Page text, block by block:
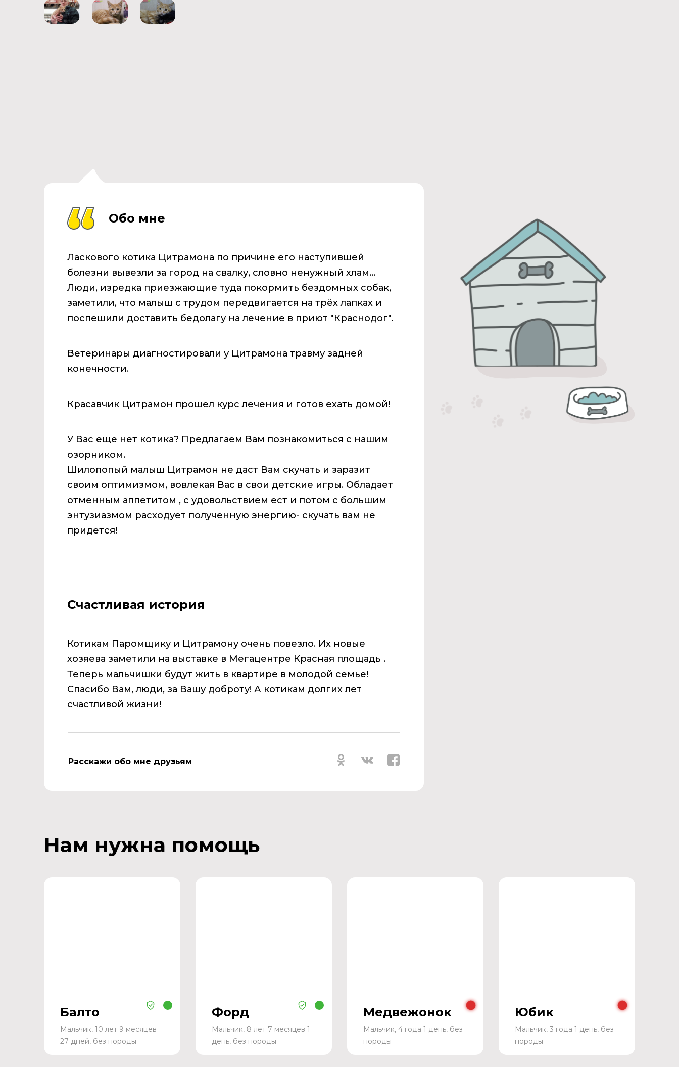
Обо мне
Ласкового котика Цитрамона по причине его наступившей
болезни вывезли за город на свалку, словно ненужный хлам...
Люди, изредка приезжающие туда покормить бездомных собак,
заметили, что малыш с трудом передвигается на трёх лапках и
поспешили доставить бедолагу на лечение в приют "Краснодог".
Ветеринары диагностировали у Цитрамона травму задней
конечности.
Красавчик Цитрамон прошел курс лечения и готов ехать домой!
У Вас еще нет котика? Предлагаем Вам познакомиться с нашим
озорником.
Шилопопый малыш Цитрамон не даст Вам скучать и заразит
своим оптимизмом, вовлекая Вас в свои детские игры. Обладает
отменным аппетитом , с удовольствием ест и потом с большим
энтузиазмом расходует полученную энергию- скучать вам не
придется!
Счастливая история
Котикам Паромщику и Цитрамону очень повезло. Их новые
хозяева заметили на выставке в Мегацентре Красная площадь .
Теперь мальчишки будут жить в квартире в молодой семье!
Спасибо Вам, люди, за Вашу доброту! А котикам долгих лет
счастливой жизни!
Расскажи обо мне друзьям
Нам нужна помощь
Балто
Мальчик, 10 лет 9 месяцев
27 дней, без породы
Форд
Мальчик, 8 лет 7 месяцев 1
день, без породы
Медвежонок
Мальчик, 4 года 1 день, без
породы
Юбик
Мальчик, 3 года 1 день, без
породы